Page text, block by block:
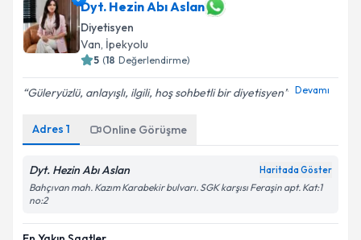
Dyt. Hezin Abı Aslan
Diyetisyen
Van,İpekyolu
( Değerlendirme)
Güleryüzlü, anlayışlı, ilgili, hoş sohbetli bir diyetisyen
Adres 1 Online Görüşme
Dyt. Hezin Abı Aslan
Bahçıvan mah. Kazım Karabekir bulvarı. SGK karşısı Feraşin apt. Kat:1